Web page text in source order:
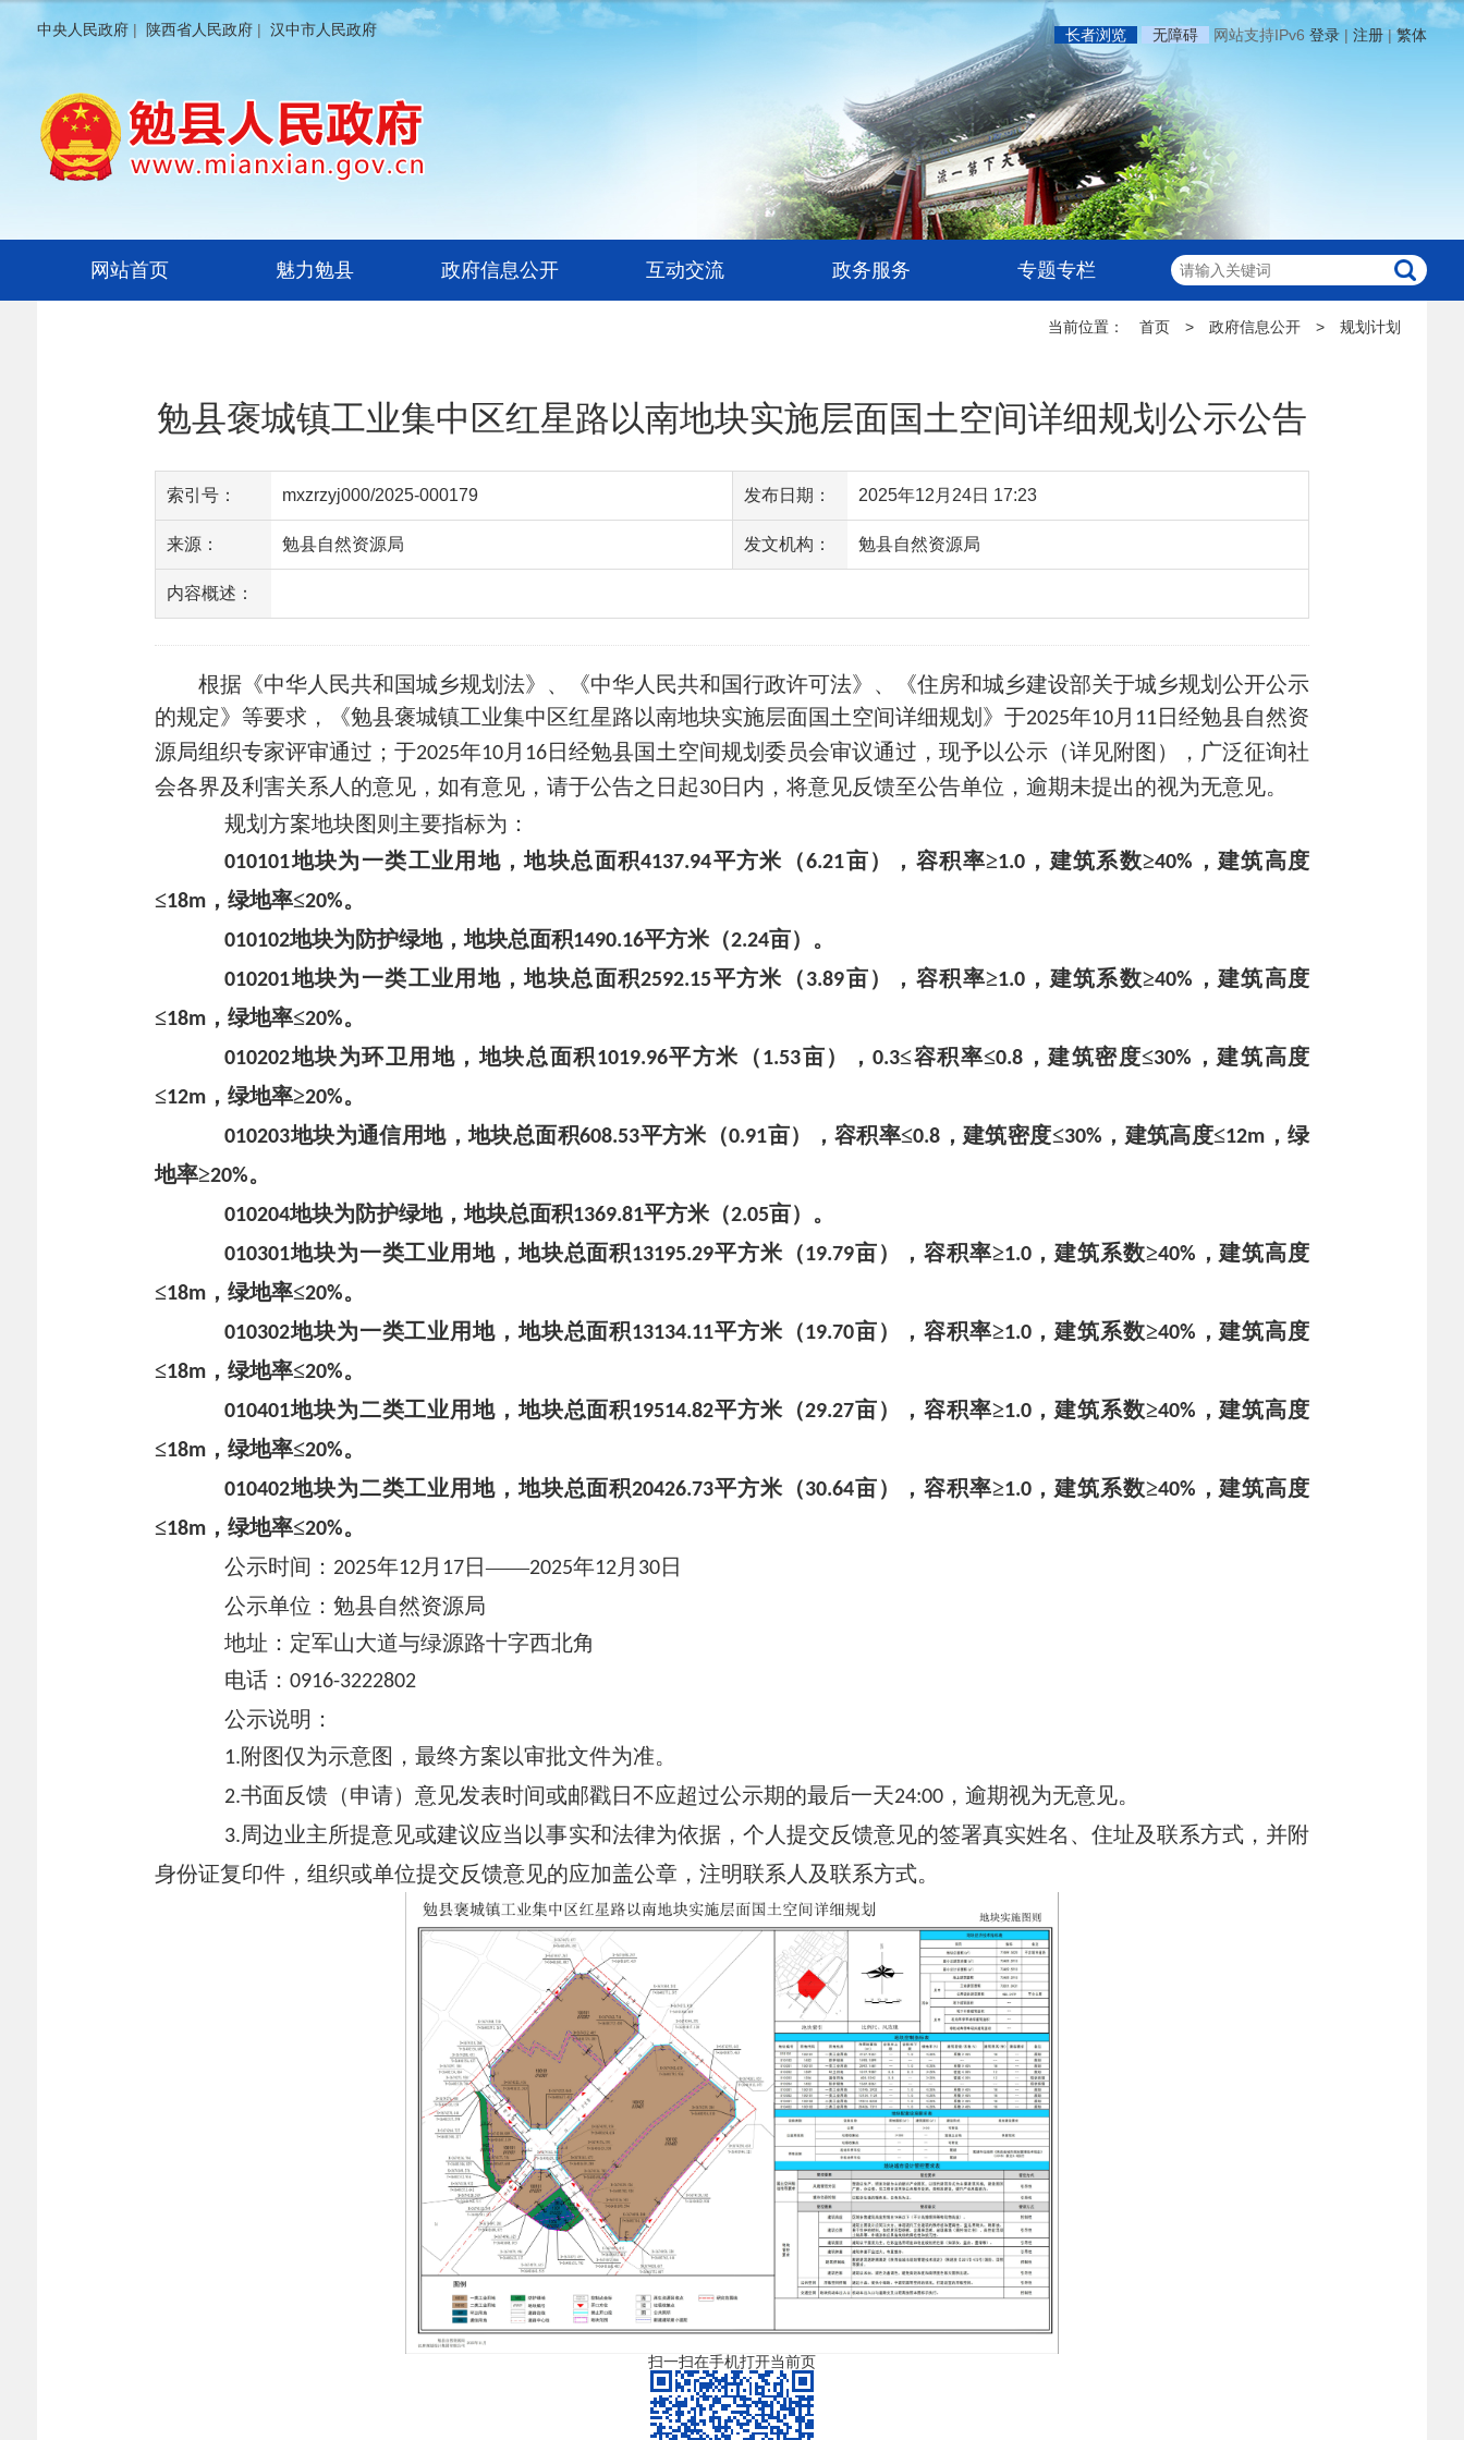
中央人民政府 | 陕西省人民政府 | 汉中市人民政府 长者浏览 无障碍 网站支持IPv6 登录 | 注册|繁体
网站首页 魅力勉县 政府信息公开 互动交流 政务服务 专题专栏
当前位置： 首页 > 政府信息公开 > 规划计划
勉县褒城镇工业集中区红星路以南地块实施层面国土空间详细规划公示公告
索引号： mxzrzyj000/2025-000179 发布日期： 2025年12月24日 17:23
来源： 勉县自然资源局 发文机构： 勉县自然资源局
内容概述：
根据《中华人民共和国城乡规划法》、《中华人民共和国行政许可法》、《住房和城乡建设部关于城乡规划公开公示
的规定》等要求，《勉县褒城镇工业集中区红星路以南地块实施层面国土空间详细规划》于2025年10 月 11 日经勉县自然资
源局组织专家评审通过；于2025年10 月 16 日经勉县国土空间规划委员会审议通过，现予以公示（详见附图），广泛征询社
会各界及利害关系人的意见，如有意见，请于公告之日起30 日内，将意见反馈至公告单位，逾期未提出的视为无意见。
规划方案地块图则主要指标为：
010101地块为一类工业用地 ，地块总面积4137.94平方米（6.21亩），容积率≥1.0，建筑系数≥40% ，建筑高度
≤18m ，绿地率≤20%。
010102地块为防护绿地，地块总面积1490.16平方米（2.24亩）。
010201地块为一类工业用地 ，地块总面积2592.15平方米（ 3.89亩），容积率≥1.0，建筑系数≥40% ，建筑高度
≤18m ，绿地率≤20%。
010202地块为环卫用地 ，地块总面积1019.96平方米（ 1.53亩），0.3≤容积率≤0.8 ，建筑密度≤30% ，建筑高度
≤12m ，绿地率≥20%。
010203地块为通信用地，地块总面积608.53平方米（0.91亩），容积率≤0.8 ，建筑密度≤30% ，建筑高度≤12m ，绿
地率≥20%。
010204地块为防护绿地，地块总面积1369.81平方米（2.05亩）。
010301地块为一类工业用地，地块总面积13195.29平方米（19.79亩），容积率≥1.0，建筑系数≥40% ，建筑高度
≤18m ，绿地率≤20%。
010302地块为一类工业用地，地块总面积13134.11平方米（19.70亩），容积率≥1.0，建筑系数≥40% ，建筑高度
≤18m ，绿地率≤20%。
010401地块为二类工业用地，地块总面积19514.82平方米（29.27亩），容积率≥1.0，建筑系数≥40% ，建筑高度
≤18m ，绿地率≤20%。
010402地块为二类工业用地，地块总面积20426.73平方米（30.64亩），容积率≥1.0，建筑系数≥40% ，建筑高度
≤18m ，绿地率≤20%。
公示时间： 2025年12 月 17 日——2025年12 月 30 日
公示单位：勉县自然资源局
地址：定军山大道与绿源路十字西北角
电话：0916-3222802
公示说明：
1.附图仅为示意图，最终方案以审批文件为准。
2.书面反馈（申请）意见发表时间或邮戳日不应超过公示期的最后一天24:00 ，逾期视为无意见。
3.周边业主所提意见或建议应当以事实和法律为依据，个人提交反馈意见的签署真实姓名、住址及联系方式，并附
身份证复印件，组织或单位提交反馈意见的应加盖公章，注明联系人及联系方式。
扫一扫在手机打开当前页